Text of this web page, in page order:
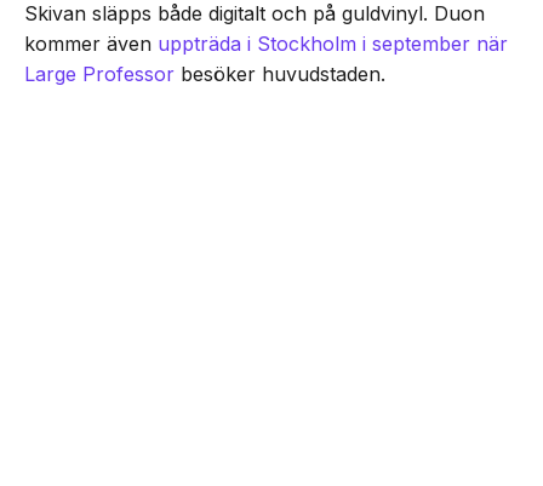
Skivan släpps både digitalt och på guldvinyl. Duon
kommer även uppträda i Stockholm i september när
Large Professor besöker huvudstaden.